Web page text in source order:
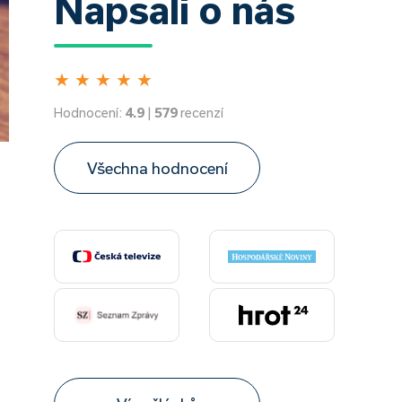
Napsali o nás
★ ★ ★ ★ ★
Hodnocení: 4.9 | 579recenzí
Všechna hodnocení